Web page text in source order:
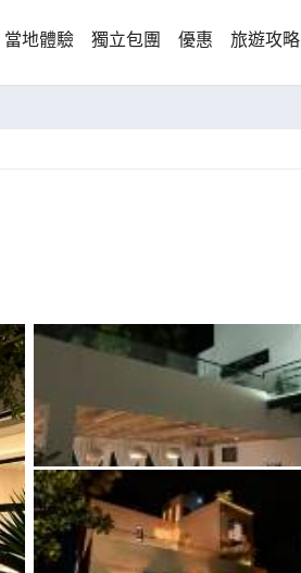
當地體驗 獨立包團 優惠 旅遊攻略